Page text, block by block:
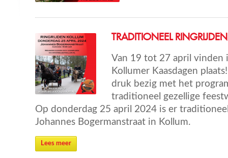
TRADITIONEEL RINGRIJDEN
Van 19 tot 27 april vinden
Kollumer Kaasdagen
druk bezig met het
traditioneel gezellige
Op donderdag 25 april 2024 is er
Johannes Bogermanstraat in Kollum.
Lees meer